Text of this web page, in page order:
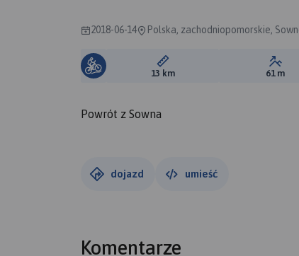
2018-06-14 Polska, zachodniopomorskie,
Długość trasy:
13 km 61 m
Powrót z Sowna
dojazd umieść
Komentarze